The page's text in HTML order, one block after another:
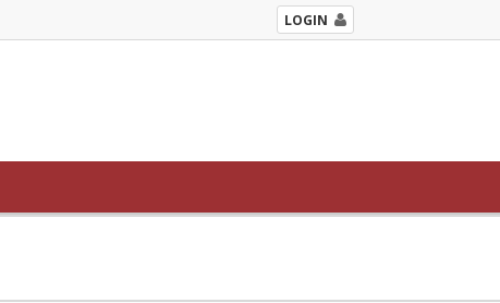
LOGIN